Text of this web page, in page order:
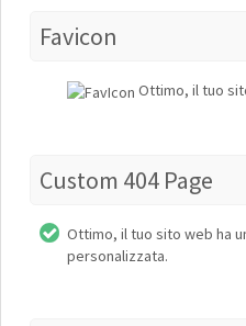
Favicon
Ottimo, il tuo
Custom 404 Page
Ottimo, il tuo sito web ha
personalizzata.